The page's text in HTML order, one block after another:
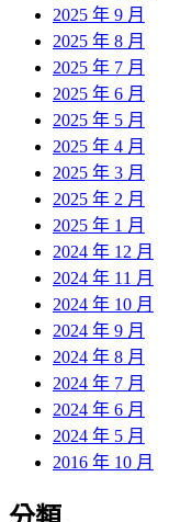
2025 年 9 月
2025 年 8 月
2025 年 7 月
2025 年 6 月
2025 年 5 月
2025 年 4 月
2025 年 3 月
2025 年 2 月
2025 年 1 月
2024 年 12 月
2024 年 11 月
2024 年 10 月
2024 年 9 月
2024 年 8 月
2024 年 7 月
2024 年 6 月
2024 年 5 月
2016 年 10 月